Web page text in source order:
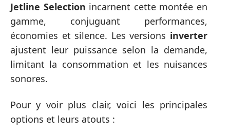
Jetline Selection incarnent cette montée en
gamme, conjuguant performances,
économies et silence. Les versions inverter
ajustent leur puissance selon la demande,
limitant la consommation et les nuisances
sonores.
Pour y voir plus clair, voici les principales
options et leurs atouts :